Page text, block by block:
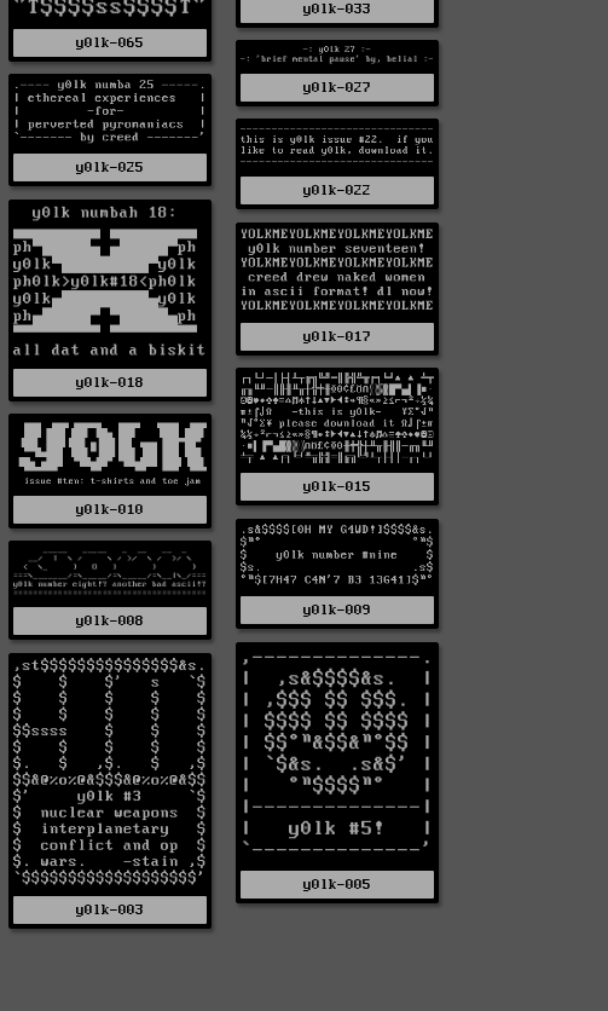
y0lk-065
y0lk-033
y0lk-027
y0lk-025
y0lk-022
y0lk-018
y0lk-017
y0lk-015
y0lk-010
y0lk-009
y0lk-008
y0lk-005
y0lk-003